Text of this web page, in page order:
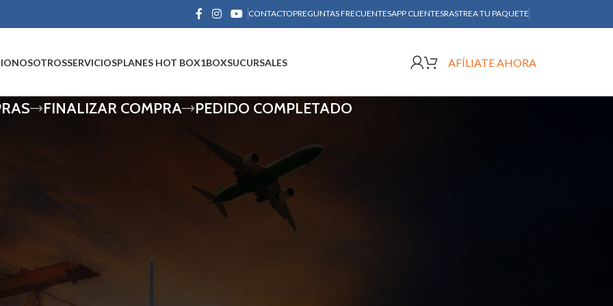
CONTACTOPREGUNTAS FRECUENTESAPP CLIENTESRASTREA TU PAQUETE
NOSOTROSSERVICIOSPLANES HOT BOX1BOXSUCURSALES AFÍLIATE AHORA
FINALIZAR COMPRA PEDIDO COMPLETADO